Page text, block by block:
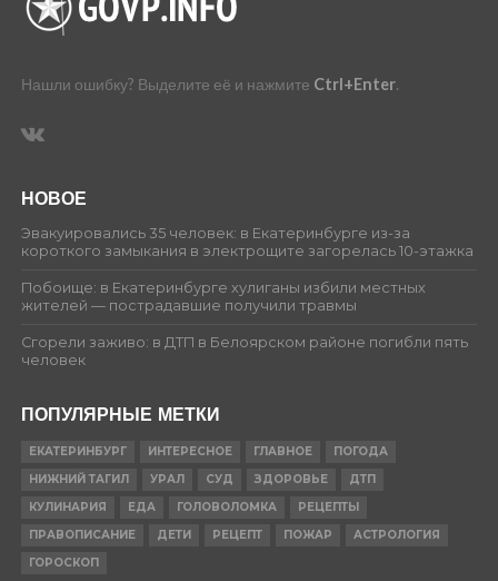
Нашли ошибку? Выделите её и нажмите Ctrl+Enter.
НОВОЕ
Эвакуировались 35 человек: в Екатеринбурге из-за
короткого замыкания в электрощите загорелась 10-этажка
Побоище: в Екатеринбурге хулиганы избили местных
жителей — пострадавшие получили травмы
Сгорели заживо: в ДТП в Белоярском районе погибли пять
человек
ПОПУЛЯРНЫЕ МЕТКИ
ЕКАТЕРИНБУРГ ИНТЕРЕСНОЕ ГЛАВНОЕ
ПОГОДА
НИЖНИЙ ТАГИЛ
УРАЛ СУД ЗДОРОВЬЕ
ДТП
КУЛИНАРИЯ
ЕДА ГОЛОВОЛОМКА
РЕЦЕПТЫ
ПРАВОПИСАНИЕ
ДЕТИ РЕЦЕПТ ПОЖАР
АСТРОЛОГИЯ
ГОРОСКОП